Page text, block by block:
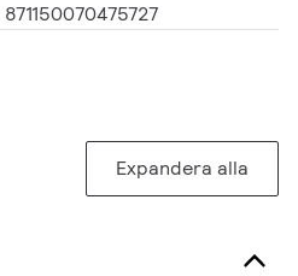
871150070475727
Expandera alla